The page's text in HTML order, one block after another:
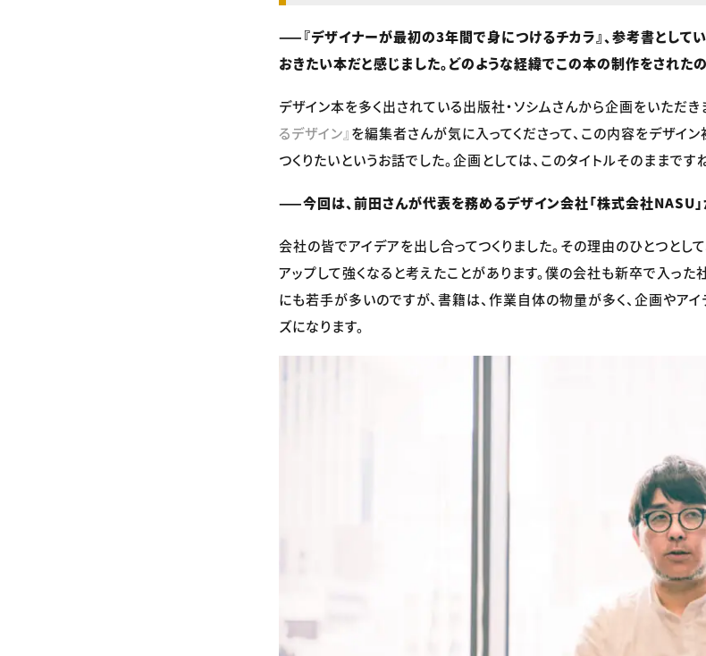
——『デザイナーが最初の3年間で身につけるチカラ』、参考書として
おきたい本だと感じました。どのような経緯でこの本の制作をされたの
デザイン本を多く出されている出版社・ソシムさんから企画をいただ
るデザイン』を編集者さんが気に入ってくださって、この内容をデザイ
つくりたいというお話でした。企画としては、このタイトルそのままです
——今回は、前田さんが代表を務めるデザイン会社「株式会社NASU」
会社の皆でアイデアを出し合ってつくりました。その理由のひとつとし
アップして強くなると考えたことがあります。僕の会社も新卒で入っ
にも若手が多いのですが、書籍は、作業自体の物量が多く、企画やア
ズになります。